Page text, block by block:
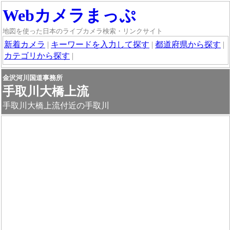
Webカメラまっぷ
地図を使った日本のライブカメラ検索・リンクサイト
新着カメラ | キーワードを入力して探す | 都道府県から探す |
カテゴリから探す |
金沢河川国道事務所
手取川大橋上流
手取川大橋上流付近の手取川